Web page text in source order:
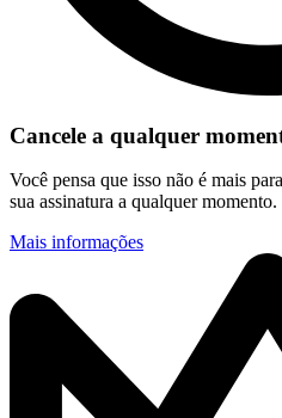
Cancele a qualquer
Você pensa que isso não é mais
sua assinatura a qualquer momento.
Mais informações